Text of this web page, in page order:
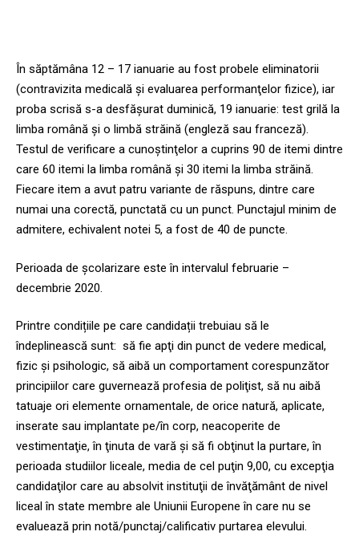
În săptămâna 12 – 17 ianuarie au fost probele eliminatorii
(contravizita medicală şi evaluarea performanţelor fizice), iar
proba scrisă s-a desfășurat duminică, 19 ianuarie: test grilă la
limba română şi o limbă străină (engleză sau franceză).
Testul de verificare a cunoştinţelor a cuprins 90 de itemi dintre
care 60 itemi la limba română şi 30 itemi la limba străină.
Fiecare item a avut patru variante de răspuns, dintre care
numai una corectă, punctată cu un punct. Punctajul minim de
admitere, echivalent notei 5, a fost de 40 de puncte.
Perioada de şcolarizare este în intervalul februarie –
decembrie 2020.
Printre condițiile pe care candidații trebuiau să le
îndeplinească sunt: să fie apţi din punct de vedere medical,
fizic şi psihologic, să aibă un comportament corespunzător
principiilor care guvernează profesia de poliţist, să nu aibă
tatuaje ori elemente ornamentale, de orice natură, aplicate,
inserate sau implantate pe/în corp, neacoperite de
vestimentaţie, în ţinuta de vară și să fi obţinut la purtare, în
perioada studiilor liceale, media de cel puţin 9,00, cu excepţia
candidaţilor care au absolvit instituţii de învăţământ de nivel
liceal în state membre ale Uniunii Europene în care nu se
evaluează prin notă/punctaj/calificativ purtarea elevului.